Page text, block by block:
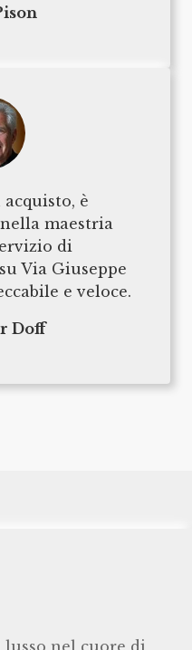
è
maestria
di
Via Giuseppe
e veloce.
Doff
nel cuore di